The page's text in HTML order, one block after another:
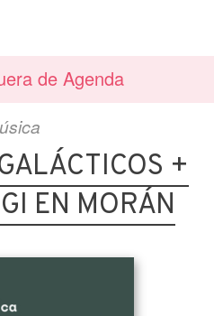
de Agenda
+
EN MORÁN